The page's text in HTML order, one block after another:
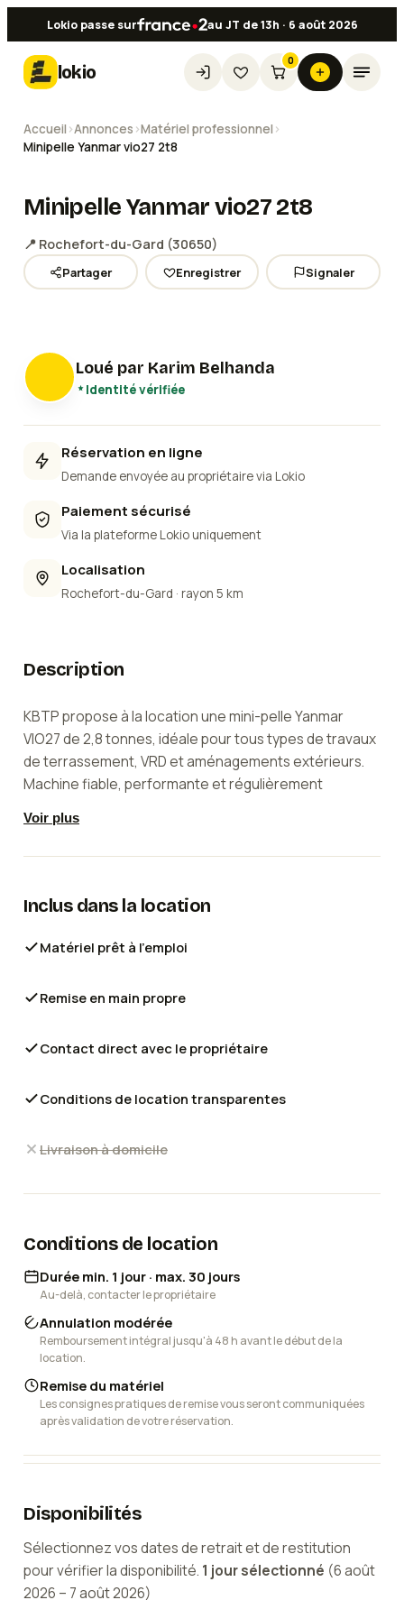
Lokio passe sur au JT de 13h · 6 août 2026
lokio
0
Accueil ›Annonces ›Matériel professionnel ›
Minipelle Yanmar vio27 2t8
Minipelle Yanmar vio27 2t8
📍 Rochefort-du-Gard (30650)
Partager Enregistrer Signaler
Voir les 2photos
Loué par Karim Belhanda
Identité vérifiée
Réservation en ligne
Demande envoyée au propriétaire via Lokio
Paiement sécurisé
Via la plateforme Lokio uniquement
Localisation
Rochefort-du-Gard · rayon 5 km
Description
KBTP propose à la location une mini-pelle Yanmar
VIO27 de 2,8 tonnes, idéale pour tous types de travaux
de terrassement, VRD et aménagements extérieurs.
Machine fiable, performante et régulièrement
Équipements inclus :
Godet de curage 120 cm
💰 Tarif : 150 €
distance)
de devis, merci de me contacter.
Voir plus
Inclus dans la location
Matériel prêt à l'emploi
Remise en main propre
Contact direct avec le propriétaire
Conditions de location transparentes
Livraison à domicile
Conditions de location
Durée min. 1 jour · max. 30 jours
Au-delà, contacter le propriétaire
Annulation modérée
Remboursement intégral jusqu'à 48 h avant le début de la
location.
Remise du matériel
Les consignes pratiques de remise vous seront communiquées
après validation de votre réservation.
Disponibilités
Sélectionnez vos dates de retrait et de restitution
pour vérifier la disponibilité. 1 joursélectionné (6 août
2026 – 7 août 2026)